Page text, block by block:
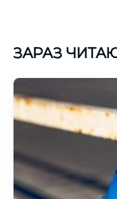
ЗАРАЗ